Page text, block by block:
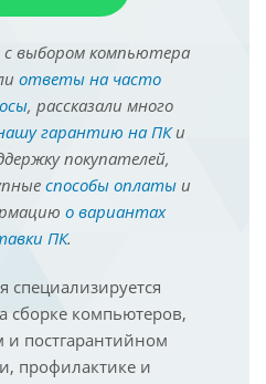
выбором компьютера
ответы на часто
, рассказали много
гарантию на ПКи
покупателей,
способы оплатыи
о вариантах
ПК.
сборке компьютеров,
и постгарантийном
профилактике и